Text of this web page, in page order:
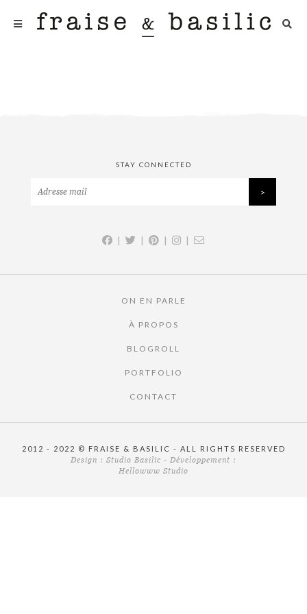
STAY CONNECTED
| | | |
ON EN PARLE
À PROPOS
BLOGROLL
PORTFOLIO
CONTACT
2012 - 2022 © FRAISE & BASILIC - ALL RIGHTS RESERVED
Design : Studio Basilic - Développement :
Hellowww Studio